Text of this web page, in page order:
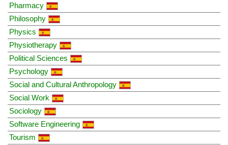
Pharmacy
Philosophy
Physics
Physiotherapy
Political Sciences
Psychology
Social and Cultural Anthropology
Social Work
Sociology
Software Engineering
Tourism